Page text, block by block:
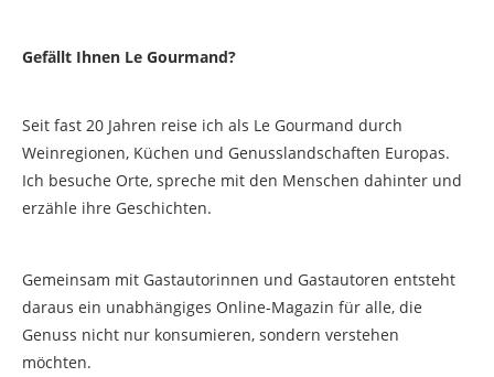
Gefällt Ihnen Le Gourmand?
Seit fast 20 Jahren reise ich als Le Gourmand durch
Weinregionen, Küchen und Genusslandschaften Europas.
Ich besuche Orte, spreche mit den Menschen dahinter und
erzähle ihre Geschichten.
Gemeinsam mit Gastautorinnen und Gastautoren entsteht
daraus ein unabhängiges Online-Magazin für alle, die
Genuss nicht nur konsumieren, sondern verstehen
möchten.